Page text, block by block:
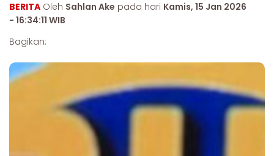
BERITA Oleh Sahlan Ake pada hari Kamis, 15 Jan 2026
- 16:34:11 WIB
Bagikan: